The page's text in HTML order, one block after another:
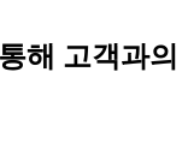
해 고객과의